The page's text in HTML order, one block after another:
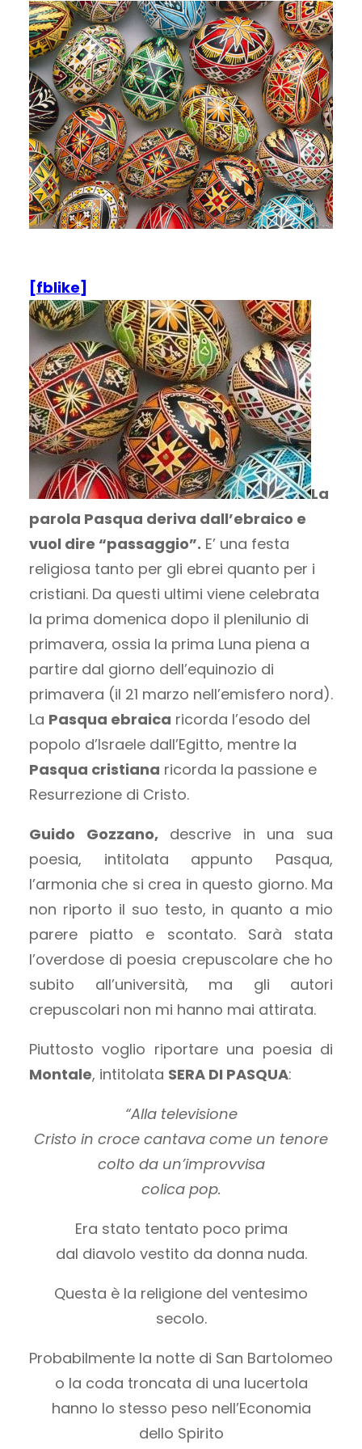
[fblike]
La
parola Pasqua deriva dall’ebraico e
vuol dire “passaggio”. E’ una festa
religiosa tanto per gli ebrei quanto per i
cristiani. Da questi ultimi viene celebrata
la prima domenica dopo il plenilunio di
primavera, ossia la prima Luna piena a
partire dal giorno dell’equinozio di
primavera (il 21 marzo nell’emisfero nord).
La Pasqua ebraica ricorda l’esodo del
popolo d’Israele dall’Egitto, mentre la
Pasqua cristiana ricorda la passione e
Resurrezione di Cristo.
Guido Gozzano,descrive in una sua
poesia, intitolata appunto Pasqua,
l’armonia che si crea in questo giorno. Ma
non riporto il suo testo, in quanto a mio
parere piatto e scontato. Sarà stata
l’overdose di poesia crepuscolare che ho
subito all’università, ma gli autori
crepuscolari non mi hanno mai attirata.
Piuttosto voglio riportare una poesia di
Montale, intitolata SERA DI PASQUA:
“Alla televisione
Cristo in croce cantava come un tenore
colto da un’improvvisa
colica pop.
Era stato tentato poco prima
dal diavolo vestito da donna nuda.
Questa è la religione del ventesimo
secolo.
Probabilmente la notte di San Bartolomeo
o la coda troncata di una lucertola
hanno lo stesso peso nell’Economia
dello Spirito